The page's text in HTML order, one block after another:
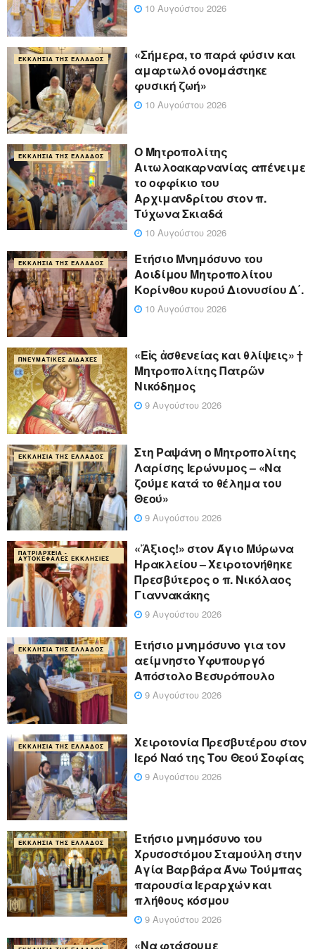
10 Αυγούστου 2026
ΕΚΚΛΗΣΊΑ ΤΗΣ ΕΛΛΆΔΟΣ
«Σήμερα, το παρά φύσιν και
αμαρτωλό ονομάστηκε
φυσική ζωή»
10 Αυγούστου 2026
ΕΚΚΛΗΣΊΑ ΤΗΣ ΕΛΛΆΔΟΣ
Ο Μητροπολίτης
Αιτωλοακαρνανίας απένειμε
το οφφίκιο του
Αρχιμανδρίτου στον π.
Τύχωνα Σκιαδά
10 Αυγούστου 2026
ΕΚΚΛΗΣΊΑ ΤΗΣ ΕΛΛΆΔΟΣ
Ετήσιο Μνημόσυνο του
Αοιδίμου Μητροπολίτου
Κορίνθου κυρού Διονυσίου Δ΄.
10 Αυγούστου 2026
ΠΝΕΥΜΑΤΙΚΈΣ ΔΙΔΑΧΈΣ
«Eἰς ἀσθενείας και θλίψεις» †
Μητροπολίτης Πατρῶν
Νικόδημος
9 Αυγούστου 2026
ΕΚΚΛΗΣΊΑ ΤΗΣ ΕΛΛΆΔΟΣ
Στη Ραψάνη ο Μητροπολίτης
Λαρίσης Ιερώνυμος – «Να
ζούμε κατά το θέλημα του
Θεού»
9 Αυγούστου 2026
ΠΑΤΡΙΑΡΧΕΊΑ -
ΑΥΤΟΚΈΦΑΛΕΣ ΕΚΚΛΗΣΊΕΣ
«Ἄξιος!» στον Άγιο Μύρωνα
Ηρακλείου – Χειροτονήθηκε
Πρεσβύτερος ο π. Νικόλαος
Γιαννακάκης
9 Αυγούστου 2026
ΕΚΚΛΗΣΊΑ ΤΗΣ ΕΛΛΆΔΟΣ
Ετήσιο μνημόσυνο για τον
αείμνηστο Υφυπουργό
Απόστολο Βεσυρόπουλο
9 Αυγούστου 2026
ΕΚΚΛΗΣΊΑ ΤΗΣ ΕΛΛΆΔΟΣ
Χειροτονία Πρεσβυτέρου στον
Ιερό Ναό της Του Θεού Σοφίας
9 Αυγούστου 2026
ΕΚΚΛΗΣΊΑ ΤΗΣ ΕΛΛΆΔΟΣ
Ετήσιο μνημόσυνο του
Χρυσοστόμου Σταμούλη στην
Αγία Βαρβάρα Άνω Τούμπας
παρουσία Ιεραρχών και
πλήθους κόσμου
9 Αυγούστου 2026
«Να φτάσουμε